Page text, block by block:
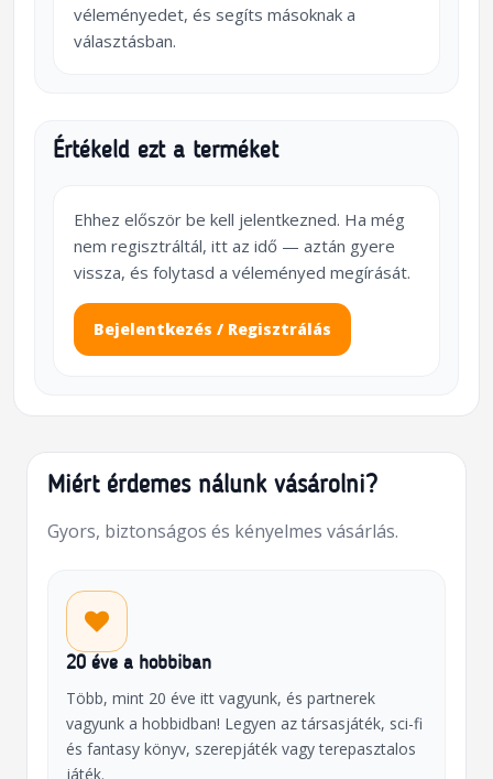
véleményedet, és segíts másoknak a
választásban.
Értékeld ezt a terméket
Ehhez először be kell jelentkezned. Ha még
nem regisztráltál, itt az idő — aztán gyere
vissza, és folytasd a véleményed megírását.
Bejelentkezés / Regisztrálás
Miért érdemes nálunk vásárolni?
Gyors, biztonságos és kényelmes vásárlás.
20 éve a hobbiban
Több, mint 20 éve itt vagyunk, és partnerek
vagyunk a hobbidban! Legyen az társasjáték, sci-fi
és fantasy könyv, szerepjáték vagy terepasztalos
játék.